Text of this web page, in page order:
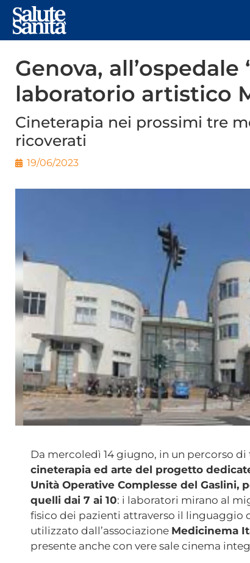
Genova, all’ospedale
laboratorio artistico
Cineterapia nei prossimi tre
ricoverati
19/06/2023
Da mercoledì 14 giugno, in un percorso di
cineterapia ed arte del progetto
Unità Operative Complesse del Gaslini,
quelli dai 7 ai 10: i laboratori mirano al
fisico dei pazienti attraverso il linguaggio
utilizzato dall’associazione Medicinema
presente anche con vere sale cinema